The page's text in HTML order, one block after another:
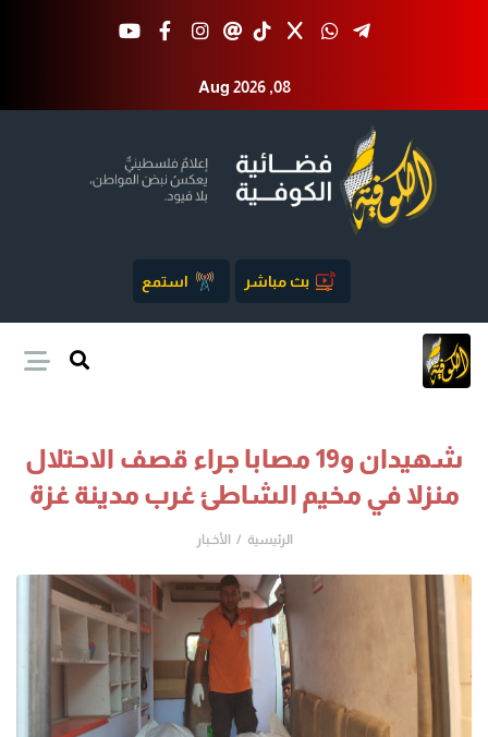
Aug 2026 ,08
بث مباشر استمع
شهيدان و19 مصابا جراء قصف الاحتلال
منزلا في مخيم الشاطئ غرب مدينة غزة
الرئيسية الأخـبار